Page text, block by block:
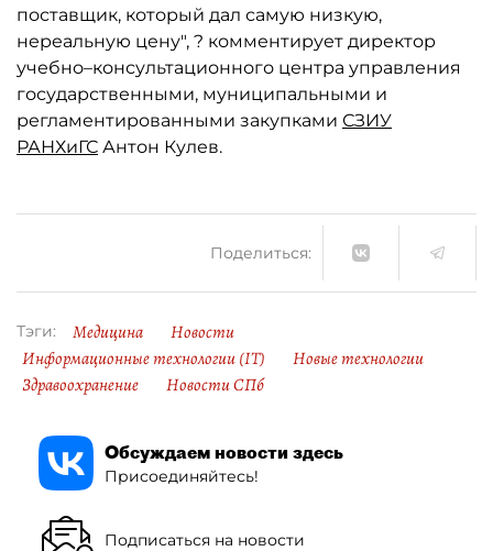
поставщик, который дал самую низкую,
нереальную цену", ? комментирует директор
учебно–консультационного центра управления
государственными, муниципальными и
регламентированными закупками СЗИУ
РАНХиГС Антон Кулев.
Поделиться:
Тэги: Медицина
Новости
Информационные технологии (IT)
Новые технологии
Здравоохранение
Новости СПб
Обсуждаем новости здесь
Присоединяйтесь!
Подписаться на новости